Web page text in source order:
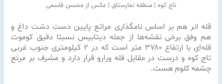
تاج کوه | منطقه نمارستاق | عکس از محسن قاسمی
قله انر هم بر اساس نامگذاری مراتع پایین دست دشت داغ و
هم وفق برخی نقشه‌ها از جمله دیتابیس نسبتا دقیق کوموت
قله‌ای با ارتفاع ۳۷۸۰ متر است که در ۲ کیلومتری جنوب غربی
تاج کوه و درست در مقابل قله ورارو قرار دارد و مشرف بر مرتع
چشمه کلوم هست.